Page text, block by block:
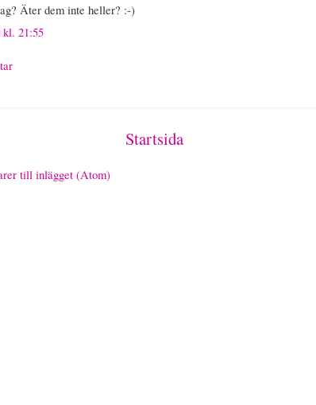
Äter dem inte heller? :-)
kl. 21:55
Startsida
till inlägget (Atom)